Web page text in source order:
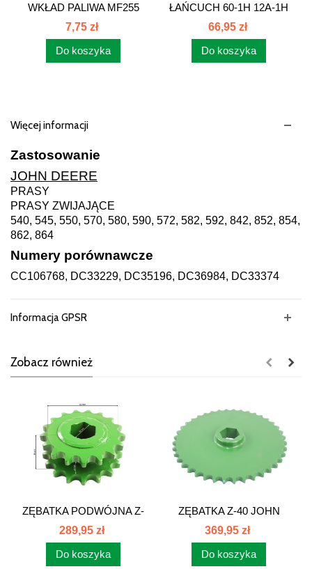
WKŁAD PALIWA MF255
CASE NEW...
7,75 zł
Do koszyka
ŁAŃCUCH 60-1H 12A-1H
3/4 ANSI
66,95 zł
Do koszyka
Więcej informacji
Zastosowanie
JOHN DEERE
PRASY
PRASY ZWIJAJĄCE
540, 545, 550, 570, 580, 590, 572, 582, 592, 842, 852, 854,
862, 864
Numery porównawcze
CC106768, DC33229, DC35196, DC36984, DC33374
Informacja GPSR
Zobacz również
ZĘBATKA PODWÓJNA Z-
17 JOHN DEERE...
289,95 zł
Do koszyka
ZĘBATKA Z-40 JOHN
DEERE...
369,95 zł
Do koszyka